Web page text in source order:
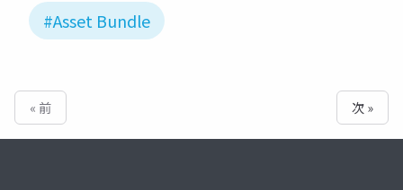
#Asset Bundle
« 前 次 »